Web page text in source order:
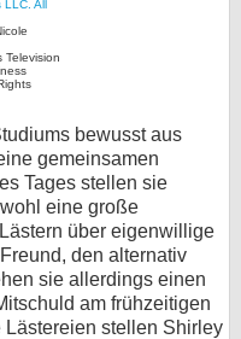
bewusst aus
gemeinsamen
Tages stellen sie
eine große
über eigenwillige
den alternativ
sie allerdings einen
am frühzeitigen
stellen Shirley